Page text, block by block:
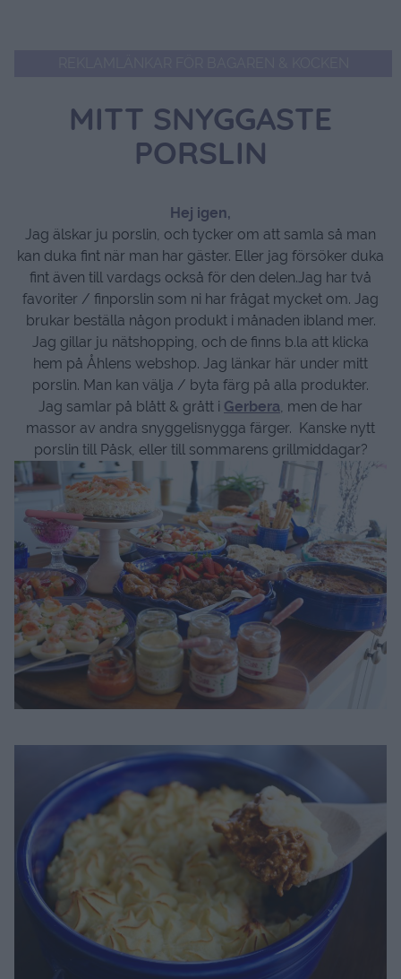
MITT SNYGGASTE
PORSLIN
Hej igen,
Jag älskar ju porslin, och tycker om att samla så man
kan duka fint när man har gäster. Eller jag försöker duka
fint även till vardags också för den delen.Jag har två
favoriter / finporslin som ni har frågat mycket om. Jag
brukar beställa någon produkt i månaden ibland mer.
Jag gillar ju nätshopping, och de finns b.la att klicka
hem på Åhlens webshop. Jag länkar här under mitt
porslin. Man kan välja / byta färg på alla produkter.
Jag samlar på blått & grått i Gerbera, men de har
massor av andra snyggelisnygga färger. Kanske nytt
porslin till Påsk, eller till sommarens grillmiddagar?